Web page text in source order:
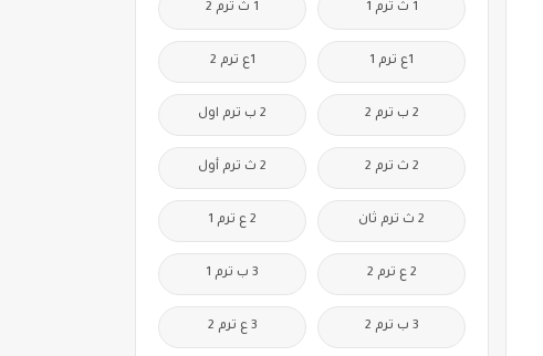
1 ث ترم 1 1 ث ترم 2
1ع ترم 1 1ع ترم 2
2 ب ترم 2 2 ب ترم اول
2 ث ترم 2 2 ث ترم أول
2 ث ترم ثان 2 ع ترم 1
2 ع ترم 2 3 ب ترم 1
3 ب ترم 2 3 ع ترم 2